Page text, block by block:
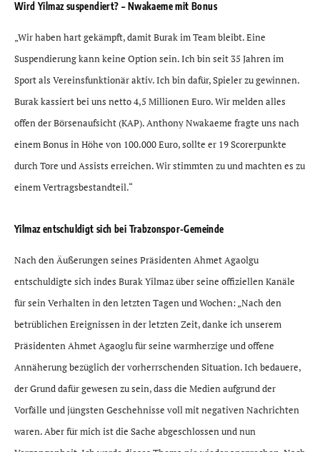
Wird Yilmaz suspendiert? – Nwakaeme mit Bonus
„Wir haben hart gekämpft, damit Burak im Team bleibt. Eine
Suspendierung kann keine Option sein. Ich bin seit 35 Jahren im
Sport als Vereinsfunktionär aktiv. Ich bin dafür, Spieler zu gewinnen.
Burak kassiert bei uns netto 4,5 Millionen Euro. Wir melden alles
offen der Börsenaufsicht (KAP). Anthony Nwakaeme fragte uns nach
einem Bonus in Höhe von 100.000 Euro, sollte er 19 Scorerpunkte
durch Tore und Assists erreichen. Wir stimmten zu und machten es zu
einem Vertragsbestandteil.“
Yilmaz entschuldigt sich bei Trabzonspor-Gemeinde
Nach den Äußerungen seines Präsidenten Ahmet Agaolgu
entschuldigte sich indes Burak Yilmaz über seine offiziellen Kanäle
für sein Verhalten in den letzten Tagen und Wochen: „Nach den
betrüblichen Ereignissen in der letzten Zeit, danke ich unserem
Präsidenten Ahmet Agaoglu für seine warmherzige und offene
Annäherung bezüglich der vorherrschenden Situation. Ich bedauere,
der Grund dafür gewesen zu sein, dass die Medien aufgrund der
Vorfälle und jüngsten Geschehnisse voll mit negativen Nachrichten
waren. Aber für mich ist die Sache abgeschlossen und nun